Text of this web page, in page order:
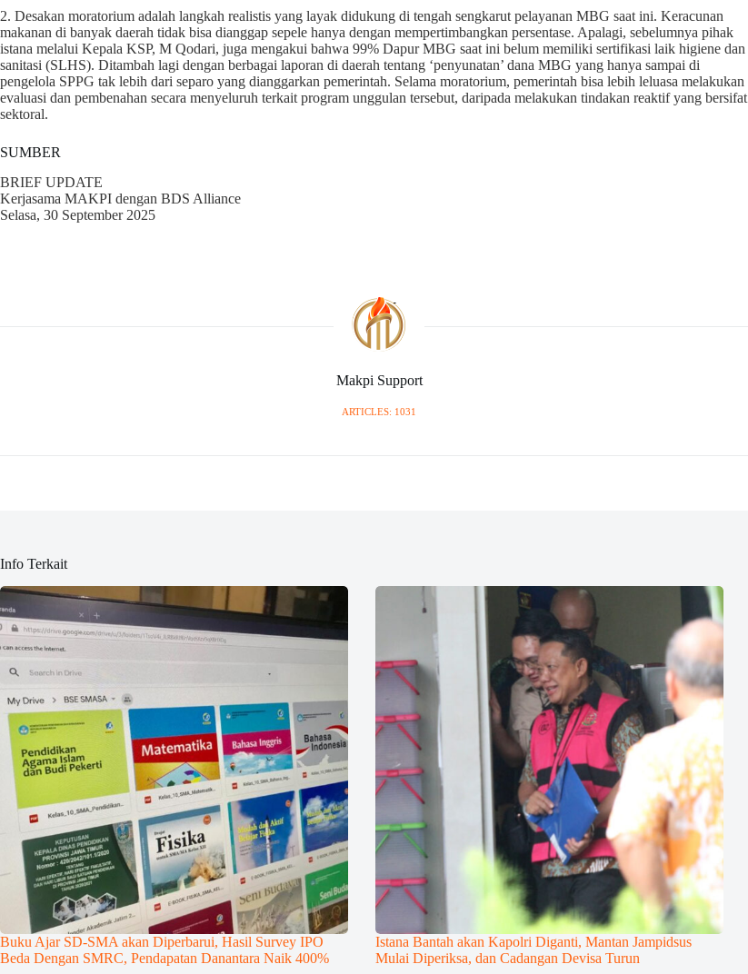
2. Desakan moratorium adalah langkah realistis yang layak didukung di tengah sengkarut pelayanan MBG saat ini. Keracunan
makanan di banyak daerah tidak bisa dianggap sepele hanya dengan mempertimbangkan persentase. Apalagi, sebelumnya pihak
istana melalui Kepala KSP, M Qodari, juga mengakui bahwa 99% Dapur MBG saat ini belum memiliki sertifikasi laik higiene dan
sanitasi (SLHS). Ditambah lagi dengan berbagai laporan di daerah tentang ‘penyunatan’ dana MBG yang hanya sampai di
pengelola SPPG tak lebih dari separo yang dianggarkan pemerintah. Selama moratorium, pemerintah bisa lebih leluasa melakukan
evaluasi dan pembenahan secara menyeluruh terkait program unggulan tersebut, daripada melakukan tindakan reaktif yang bersifat
sektoral.
SUMBER
BRIEF UPDATE
Kerjasama MAKPI dengan BDS Alliance
Selasa, 30 September 2025
Makpi Support
ARTICLES: 1031
Info Terkait
Buku Ajar SD-SMA akan Diperbarui, Hasil Survey IPO
Beda Dengan SMRC, Pendapatan Danantara Naik 400%
Istana Bantah akan Kapolri Diganti, Mantan Jampidsus
Mulai Diperiksa, dan Cadangan Devisa Turun